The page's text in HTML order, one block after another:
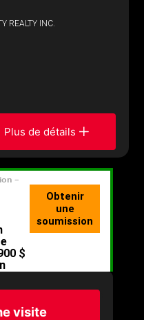
REALTY INC.
Plus de détails
visite